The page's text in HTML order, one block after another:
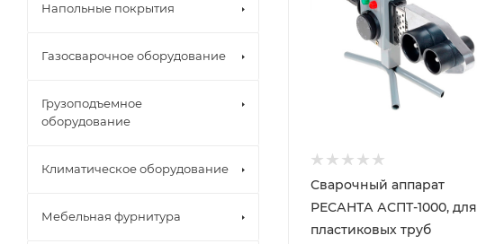
Сварочный аппарат
РЕСАНТА АСПТ-1000, для
пластиковых труб
Напольные покрытия
Газосварочное оборудование
Грузоподъемное
оборудование
Климатическое оборудование
Мебельная фурнитура